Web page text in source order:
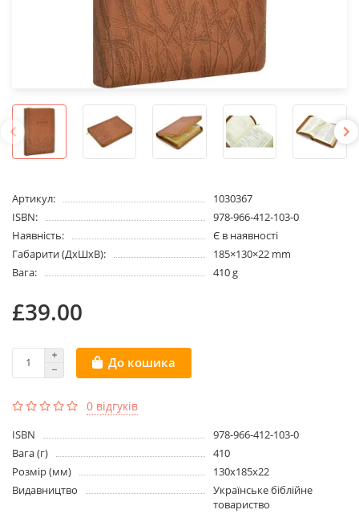
Артикул:
1030367
ISBN:
978-966-412-103-0
Наявність:
Є в наявності
Габарити (ДхШхВ):
185×130×22 mm
Вага:
410 g
£39.00
До кошика
0 відгуків
ISBN
978-966-412-103-0
Вага (г)
410
Розмір (мм)
130х185х22
Видавництво
Українське біблійне
товариство